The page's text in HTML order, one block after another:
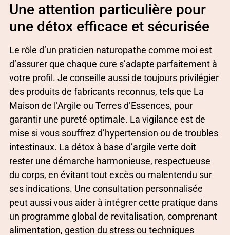
Une attention particulière pour
une détox efficace et sécurisée
Le rôle d’un praticien naturopathe comme moi est
d’assurer que chaque cure s’adapte parfaitement à
votre profil. Je conseille aussi de toujours privilégier
des produits de fabricants reconnus, tels que La
Maison de l’Argile ou Terres d’Essences, pour
garantir une pureté optimale. La vigilance est de
mise si vous souffrez d’hypertension ou de troubles
intestinaux. La détox à base d’argile verte doit
rester une démarche harmonieuse, respectueuse
du corps, en évitant tout excès ou malentendu sur
ses indications. Une consultation personnalisée
peut aussi vous aider à intégrer cette pratique dans
un programme global de revitalisation, comprenant
alimentation, gestion du stress ou techniques